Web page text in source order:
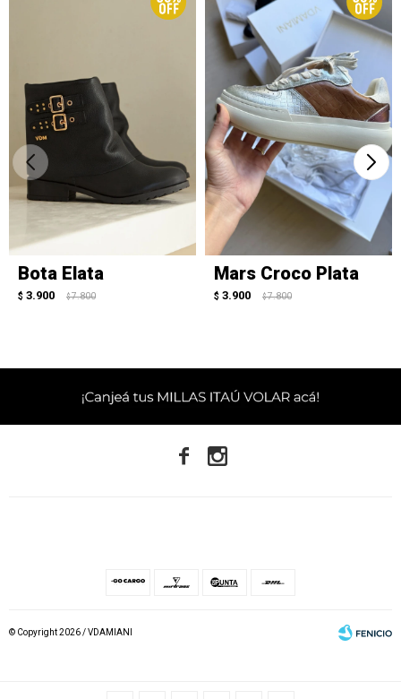
Bota Elata
$ 3.900 $ 7.800
Mars Croco Plata
$ 3.900 $ 7.800
 
© Copyright 2026 / VDAMIANI